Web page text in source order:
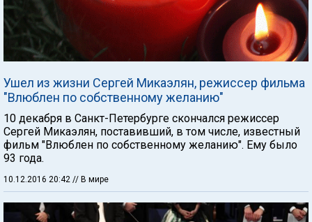
Ушел из жизни Сергей Микаэлян, режиссер фильма
"Влюблен по собственному желанию"
10 декабря в Санкт-Петербурге скончался режиссер
Сергей Микаэлян, поставивший, в том числе, известный
фильм "Влюблен по собственному желанию". Ему было
93 года.
10.12.2016 20:42 // В мире